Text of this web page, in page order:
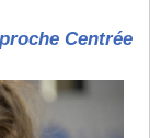
Centrée